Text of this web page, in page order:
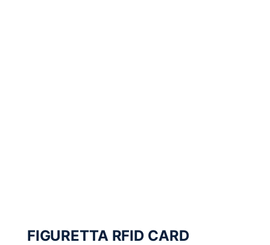
FIGURETTA RFID CARD